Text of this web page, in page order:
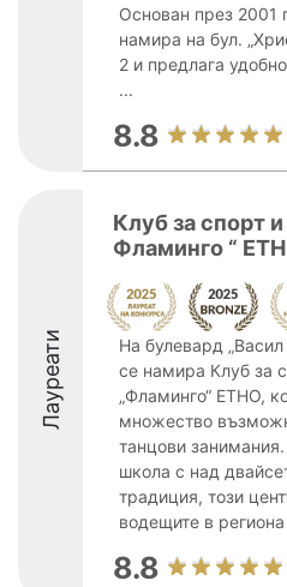
Основан през 2001
намира на бул.
2 и предлага
...
8.8
Лауреати
Клуб за спорт и
Фламинго “
На булевард
се намира Клуб за
„Фламинго“ ЕТНО,
множество
танцови занимания.
школа с над
традиция, този
водещите в региона
8.8